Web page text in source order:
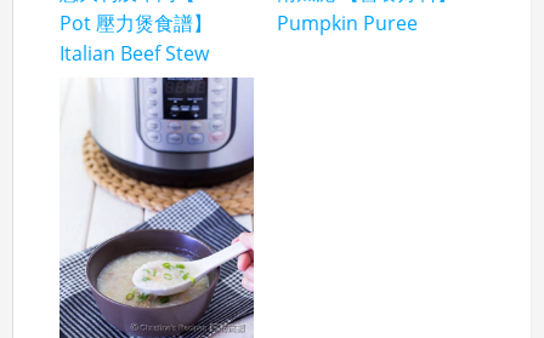
Pot 壓力煲食譜】
Italian Beef Stew
Pumpkin Puree